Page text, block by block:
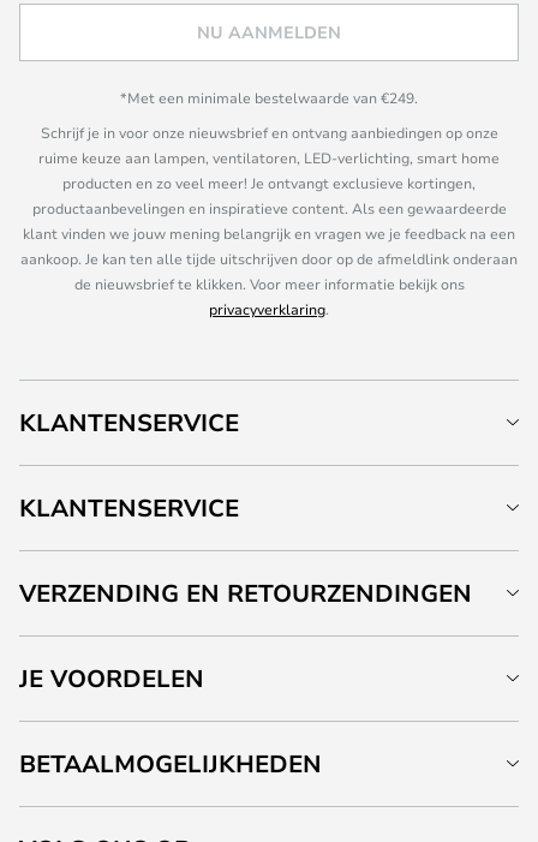
NU AANMELDEN
*Met een minimale bestelwaarde van €249.
Schrijf je in voor onze nieuwsbrief en ontvang aanbiedingen op onze
ruime keuze aan lampen, ventilatoren, LED-verlichting, smart home
producten en zo veel meer! Je ontvangt exclusieve kortingen,
productaanbevelingen en inspiratieve content. Als een gewaardeerde
klant vinden we jouw mening belangrijk en vragen we je feedback na een
aankoop. Je kan ten alle tijde uitschrijven door op de afmeldlink onderaan
de nieuwsbrief te klikken. Voor meer informatie bekijk ons
privacyverklaring.
KLANTENSERVICE
KLANTENSERVICE
VERZENDING EN RETOURZENDINGEN
JE VOORDELEN
BETAALMOGELIJKHEDEN